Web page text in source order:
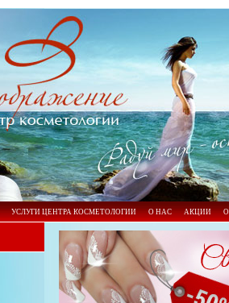
УСЛУГИ ЦЕНТРА КОСМЕТОЛОГИИ О НАС АКЦИИ